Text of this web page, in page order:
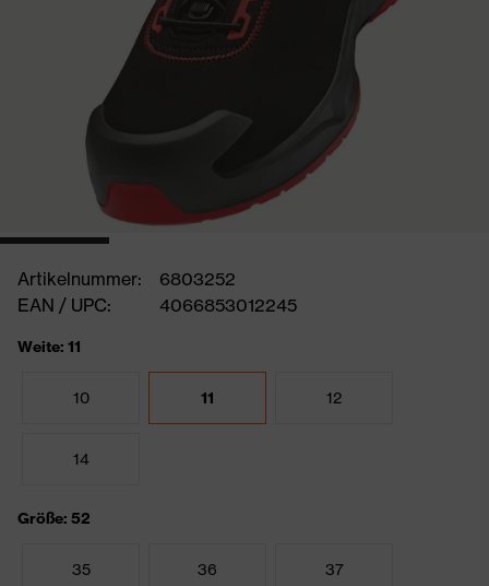
Artikelnummer:
6803252
EAN / UPC:
4066853012245
Weite: 11
10 11 12
14
Größe: 52
35 36 37